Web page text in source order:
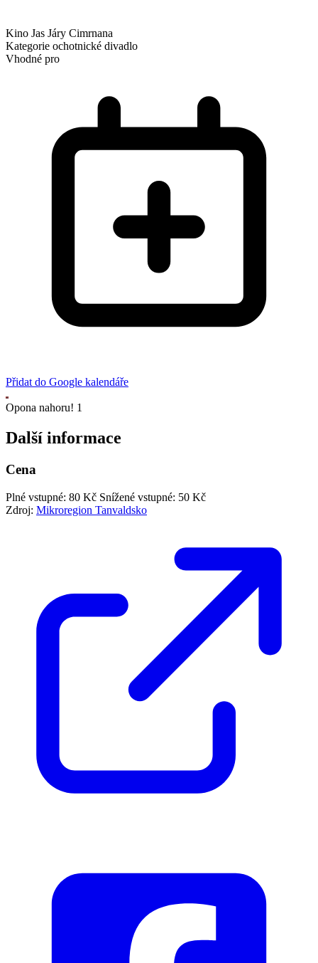
Kino Jas Járy Cimrnana
Kategorie ochotnické divadlo
Vhodné pro
Přidat do Google kalendáře
Opona nahoru! 1
Další informace
Cena
Plné vstupné: 80 Kč Snížené vstupné: 50 Kč
Zdroj: Mikroregion Tanvaldsko